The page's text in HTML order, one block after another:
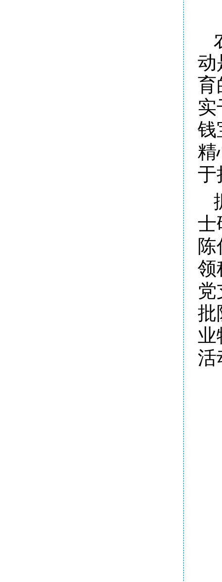
动
育
实
钱
精
于
士
领
党
批
业
活